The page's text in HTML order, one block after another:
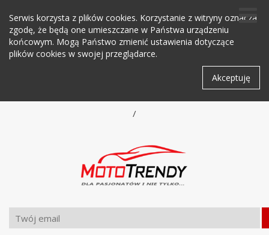
Serwis korzysta z plików cookies. Korzystanie z witryny oznacza
zgodę, że będą one umieszczane w Państwa urządzeniu
końcowym. Mogą Państwo zmienić ustawienia dotyczące
plików cookies w swojej przeglądarce.
Akceptuję
/